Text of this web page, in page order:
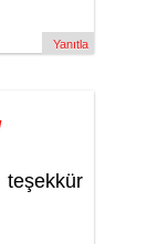
Yanıtla